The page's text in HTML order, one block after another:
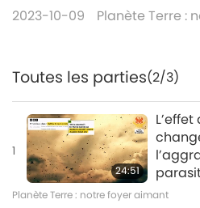
2023-10-09 Planète Terre :
Toutes les parties(2/3)
1
24:51
L’effet
Planète Terre : notre foyer aimant